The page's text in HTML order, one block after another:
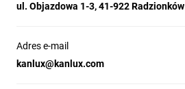
ul. Objazdowa 1-3, 41-922 Radzionków
Adres e-mail
kanlux@kanlux.com